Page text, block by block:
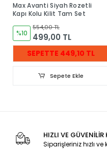
Max Avanti Siyah Rozetli
Kapı Kolu Kilit Tam Set
%10
554,00 TL
499,00 TL
SEPETTE 449,10 TL
Sepete Ekle
HIZLI VE GÜVENİLİR
Siparişleriniz hızlı